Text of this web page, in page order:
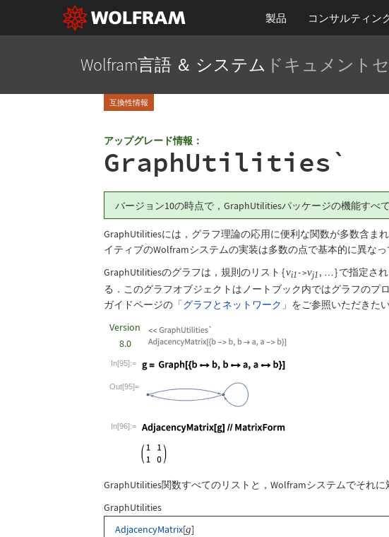
製品 コンサルティン
Wolfram言語 ＆ システム ドキュメント
互換性情報
アップグレード情報：
GraphUtilities`
バージョン10の時点で，GraphUtilitiesパッケージの機能すべ
GraphUtilitiesには，グラフ理論の応用に便利な関数が多数含ま
イティブのWolframシステムの実装は多数の点で基本的に異なっ
GraphUtilitiesのグラフは，規則のリスト {vi1 ->vj1 , …}で指定さ
る．このグラフオブジェクトはノートブック内ではグラフの
ガイドページの 「グラフとネットワーク」 をご参照いただきたい
Version
8.0
In[95]:=
Wolfram Language code: g = Graph[{bb, ba, ab}]
Out[95]=
In[96]:=
Wolfram Language code:
GraphUtilities関数すべてのリストと，Wolframシステムでそれ
GraphUtilities
AdjacencyMatrix[g]